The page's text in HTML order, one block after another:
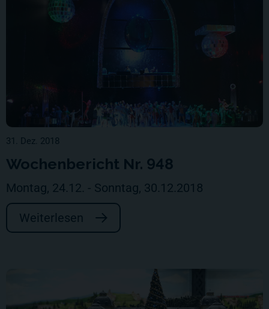
31. Dez. 2018
Wochenbericht Nr. 948
Montag, 24.12. - Sonntag, 30.12.2018
Weiterlesen